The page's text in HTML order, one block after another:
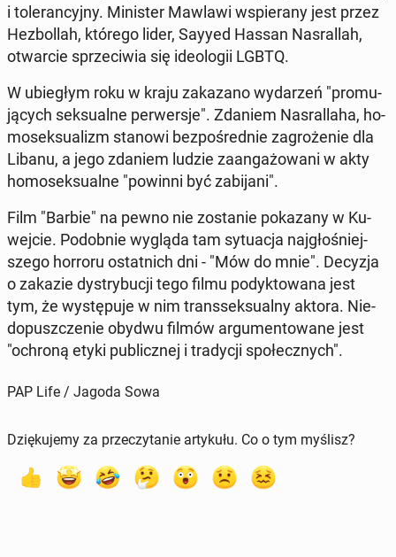
i to­le­ran­cyj­ny. Mi­ni­ster Mawlawi wspie­ra­ny jest przez
He­zbol­lah, którego lider, Sayyed Hassan Na­sral­lah,
otwar­cie sprze­ci­wia się ide­olo­gii LGBTQ.
W ubie­głym roku w kraju za­ka­za­no wy­da­rzeń "pro­mu­
ją­cych sek­su­al­ne per­wer­sje". Zdaniem Na­sral­la­ha, ho­
mo­sek­su­alizm stanowi bez­po­śred­nie za­gro­że­nie dla
Libanu, a jego zdaniem ludzie za­an­ga­żo­wa­ni w akty
ho­mo­sek­su­al­ne "powinni być za­bi­ja­ni".
Film "Barbie" na pewno nie zo­sta­nie po­ka­za­ny w Ku­
wej­cie. Po­dob­nie wygląda tam sy­tu­acja naj­gło­śniej­
sze­go horroru ostat­nich dni - "Mów do mnie". Decyzja
o zakazie dys­try­bu­cji tego filmu po­dyk­to­wa­na jest
tym, że wy­stę­pu­je w nim trans­sek­su­al­ny aktora. Nie­
do­pusz­cze­nie obydwu filmów ar­gu­men­to­wa­ne jest
"ochroną etyki pu­blicz­nej i tra­dy­cji spo­łecz­nych".
PAP Life / Jagoda Sowa
Dziękujemy za przeczytanie artykułu. Co o tym myślisz?